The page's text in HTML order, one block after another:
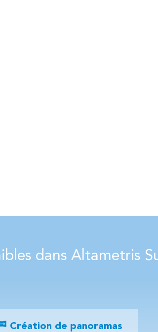
dans Altametris
Création de panoramas